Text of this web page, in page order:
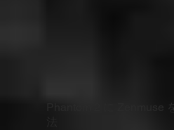
Phantom 2 に Zenmuse